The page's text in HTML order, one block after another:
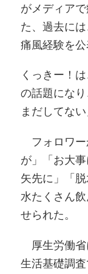
がメディア
た、過去に
痛風経験を公
くっきー！
の話題にな
まだしてな
フォロワー
が」「お大
矢先に」「
水たくさん
せられた。
厚生労働省
生活基礎調